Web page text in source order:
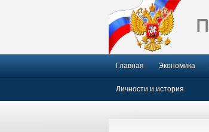
Главная Экономика
Личности и история